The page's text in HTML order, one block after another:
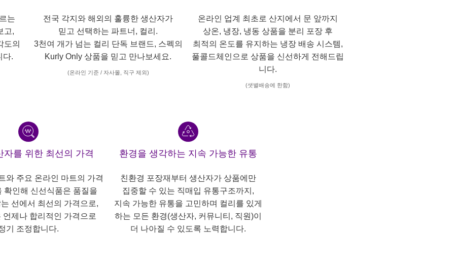
는
고,
도의
다.
전국 각지와 해외의 훌륭한 생산자가
믿고 선택하는 파트너, 컬리.
3천여 개가 넘는 컬리 단독 브랜드, 스펙의
Kurly Only 상품을 믿고 만나보세요.
(온라인 기준 / 자사몰, 직구 제외)
온라인 업계 최초로 산지에서 문 앞까지
상온, 냉장, 냉동 상품을 분리 포장 후
최적의 온도를 유지하는 냉장 배송 시스템,
풀콜드체인으로 상품을 신선하게 전해드립
니다.
(샛별배송에 한함)
자를 위한 최선의 가격
와 주요 온라인 마트의 가격
확인해 신선식품은 품질을
선에서 최선의 가격으로,
언제나 합리적인 가격으로
기 조정합니다.
환경을 생각하는 지속 가능한 유통
친환경 포장재부터 생산자가 상품에만
집중할 수 있는 직매입 유통구조까지,
지속 가능한 유통을 고민하며 컬리를 있게
하는 모든 환경(생산자, 커뮤니티, 직원)이
더 나아질 수 있도록 노력합니다.